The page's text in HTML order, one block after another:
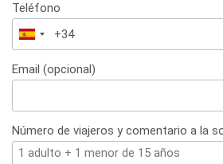
Teléfono
España
+34
Email (opcional)
Número de viajeros y comentario a la